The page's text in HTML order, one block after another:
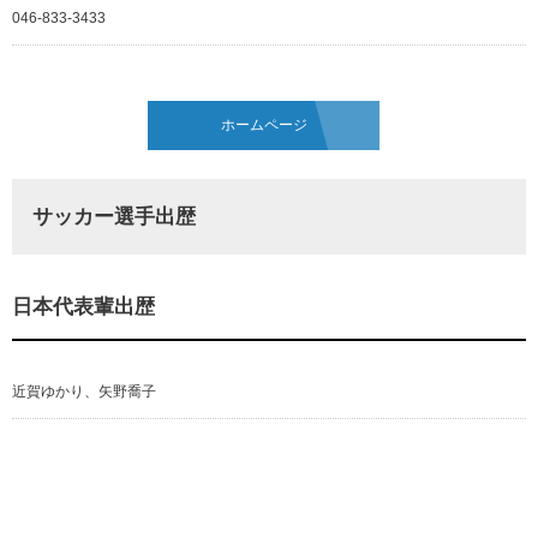
046-833-3433
ホームページ
サッカー選手出歴
日本代表輩出歴
近賀ゆかり、矢野喬子